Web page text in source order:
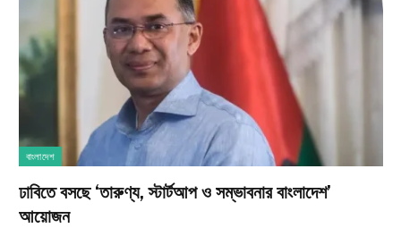
বাংলাদেশ
ঢাবিতে বসছে ‘তারুণ্য, স্টার্টআপ ও সম্ভাবনার বাংলাদেশ’
আয়োজন